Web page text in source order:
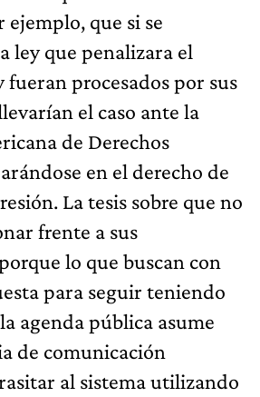
que si se
ley que penalizara el
fueran procesados por sus
el caso ante la
de Derechos
en el derecho de
La tesis sobre que no
frente a sus
lo que buscan con
para seguir teniendo
agenda pública asume
de comunicación
al sistema utilizando